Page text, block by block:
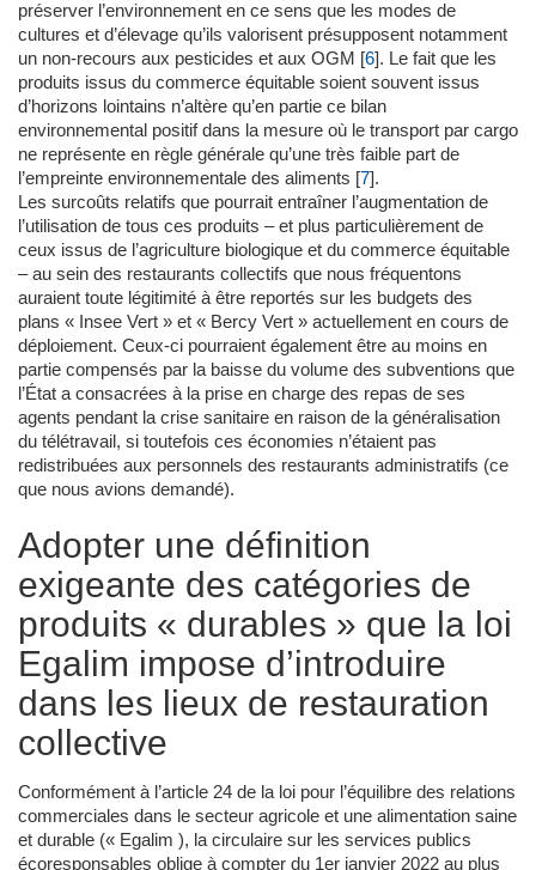
préserver l’environnement en ce sens que les modes de
cultures et d’élevage qu’ils valorisent présupposent notamment
un non-recours aux pesticides et aux OGM [6]. Le fait que les
produits issus du commerce équitable soient souvent issus
d’horizons lointains n’altère qu’en partie ce bilan
environnemental positif dans la mesure où le transport par cargo
ne représente en règle générale qu’une très faible part de
l’empreinte environnementale des aliments [7].
Les surcoûts relatifs que pourrait entraîner l’augmentation de
l’utilisation de tous ces produits – et plus particulièrement de
ceux issus de l’agriculture biologique et du commerce équitable
– au sein des restaurants collectifs que nous fréquentons
auraient toute légitimité à être reportés sur les budgets des
plans « Insee Vert » et « Bercy Vert » actuellement en cours de
déploiement. Ceux-ci pourraient également être au moins en
partie compensés par la baisse du volume des subventions que
l’État a consacrées à la prise en charge des repas de ses
agents pendant la crise sanitaire en raison de la généralisation
du télétravail, si toutefois ces économies n’étaient pas
redistribuées aux personnels des restaurants administratifs (ce
que nous avions demandé).
Adopter une définition
exigeante des catégories de
produits « durables » que la loi
Egalim impose d’introduire
dans les lieux de restauration
collective
Conformément à l’article 24 de la loi pour l’équilibre des relations
commerciales dans le secteur agricole et une alimentation saine
et durable (« Egalim ), la circulaire sur les services publics
écoresponsables oblige à compter du 1er janvier 2022 au plus